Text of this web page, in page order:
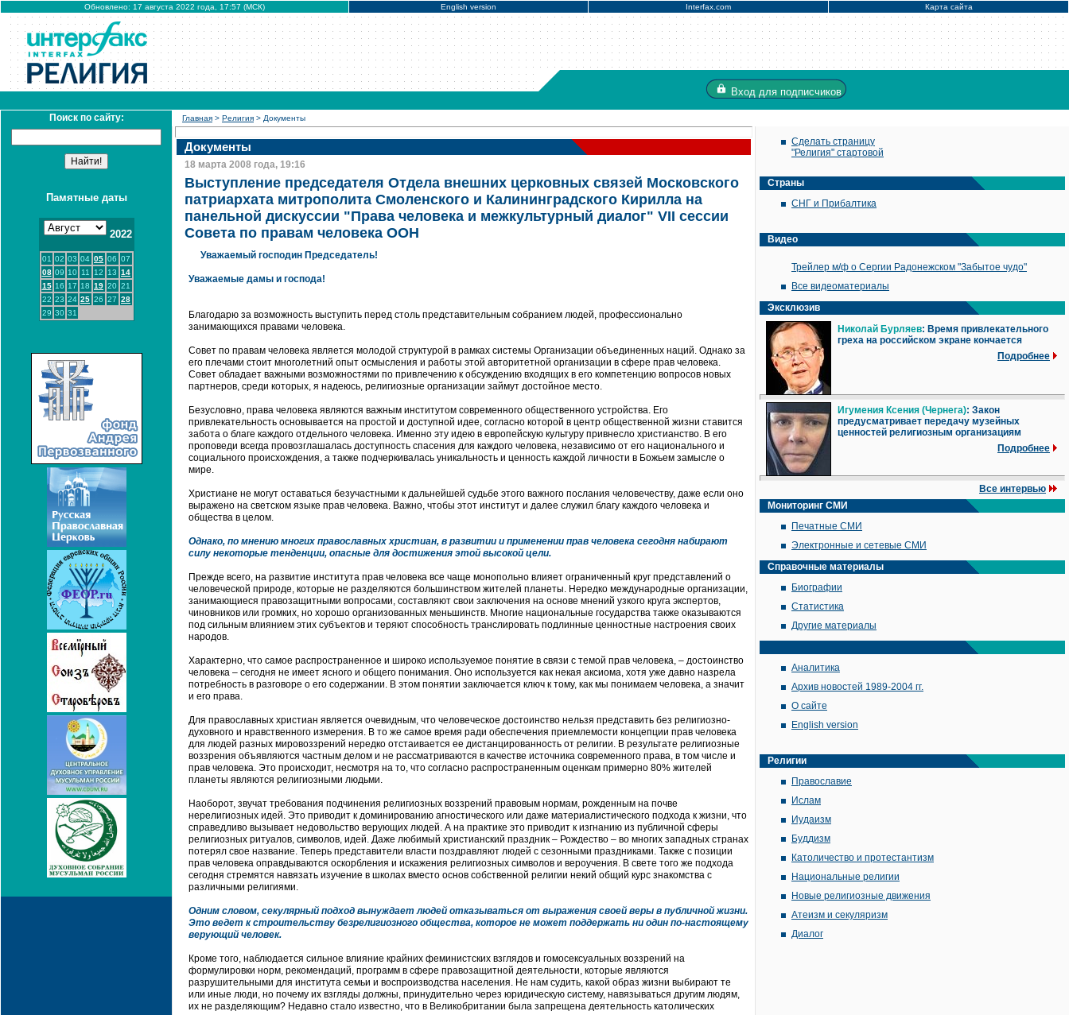
Обновлено: 17 августа 2022 года, 17:57 (МСК) English version Interfax.com Карта сайта
Вход для подписчиков
Поиск по сайту:
Памятные даты
2022
01 02 03 04 05 06 07
08 09 10 11 12 13 14
15 16 17 18 19 20 21
22 23 24 25 26 27 28
29 30 31
Главная > Религия > Документы
Документы
18 марта 2008 года, 19:16
Выступление председателя Отдела внешних церковных связей Московского
патриархата митрополита Смоленского и Калининградского Кирилла на
панельной дискуссии "Права человека и межкультурный диалог" VII сессии
Совета по правам человека ООН
Уважаемый господин Председатель!
Уважаемые дамы и господа!
Благодарю за возможность выступить перед столь представительным собранием людей, профессионально
занимающихся правами человека.
Совет по правам человека является молодой структурой в рамках системы Организации объединенных наций. Однако за
его плечами стоит многолетний опыт осмысления и работы этой авторитетной организации в сфере прав человека.
Совет обладает важными возможностями по привлечению к обсуждению входящих в его компетенцию вопросов новых
партнеров, среди которых, я надеюсь, религиозные организации займут достойное место.
Безусловно, права человека являются важным институтом современного общественного устройства. Его
привлекательность основывается на простой и доступной идее, согласно которой в центр общественной жизни ставится
забота о благе каждого отдельного человека. Именно эту идею в европейскую культуру привнесло христианство. В его
проповеди всегда провозглашалась доступность спасения для каждого человека, независимо от его национального и
социального происхождения, а также подчеркивалась уникальность и ценность каждой личности в Божьем замысле о
мире.
Христиане не могут оставаться безучастными к дальнейшей судьбе этого важного послания человечеству, даже если оно
выражено на светском языке прав человека. Важно, чтобы этот институт и далее служил благу каждого человека и
общества в целом.
Однако, по мнению многих православных христиан, в развитии и применении прав человека сегодня набирают
силу некоторые тенденции, опасные для достижения этой высокой цели.
Прежде всего, на развитие института прав человека все чаще монопольно влияет ограниченный круг представлений о
человеческой природе, которые не разделяются большинством жителей планеты. Нередко международные организации,
занимающиеся правозащитными вопросами, составляют свои заключения на основе мнений узкого круга экспертов,
чиновников или громких, но хорошо организованных меньшинств. Многие национальные государства также оказываются
под сильным влиянием этих субъектов и теряют способность транслировать подлинные ценностные настроения своих
народов.
Характерно, что самое распространенное и широко используемое понятие в связи с темой прав человека, – достоинство
человека – сегодня не имеет ясного и общего понимания. Оно используется как некая аксиома, хотя уже давно назрела
потребность в разговоре о его содержании. В этом понятии заключается ключ к тому, как мы понимаем человека, а значит
и его права.
Для православных христиан является очевидным, что человеческое достоинство нельзя представить без религиозно-
духовного и нравственного измерения. В то же самое время ради обеспечения приемлемости концепции прав человека
для людей разных мировоззрений нередко отстаивается ее дистанцированность от религии. В результате религиозные
воззрения объявляются частным делом и не рассматриваются в качестве источника современного права, в том числе и
прав человека. Это происходит, несмотря на то, что согласно распространенным оценкам примерно 80% жителей
планеты являются религиозными людьми.
Наоборот, звучат требования подчинения религиозных воззрений правовым нормам, рожденным на почве
нерелигиозных идей. Это приводит к доминированию агностического или даже материалистического подхода к жизни, что
справедливо вызывает недовольство верующих людей. А на практике это приводит к изгнанию из публичной сферы
религиозных ритуалов, символов, идей. Даже любимый христианский праздник – Рождество – во многих западных странах
потерял свое название. Теперь представители власти поздравляют людей с сезонными праздниками. Также с позиции
прав человека оправдываются оскорбления и искажения религиозных символов и вероучения. В свете того же подхода
сегодня стремятся навязать изучение в школах вместо основ собственной религии некий общий курс знакомства с
различными религиями.
Одним словом, секулярный подход вынуждает людей отказываться от выражения своей веры в публичной жизни.
Это ведет к строительству безрелигиозного общества, которое не может поддержать ни один по-настоящему
верующий человек.
Кроме того, наблюдается сильное влияние крайних феминистских взглядов и гомосексуальных воззрений на
формулировки норм, рекомендаций, программ в сфере правозащитной деятельности, которые являются
разрушительными для института семьи и воспроизводства населения. Не нам судить, какой образ жизни выбирают те
или иные люди, но почему их взгляды должны, принудительно через юридическую систему, навязываться другим людям,
их не разделяющим? Недавно стало известно, что в Великобритании была запрещена деятельность католических
Сделать страницу
"Религия" стартовой
Страны
СНГ и Прибалтика
Видео
Трейлер м/ф о Сергии Радонежском "Забытое чудо"
Все видеоматериалы
Эксклюзив
Николай Бурляев: Время привлекательного
греха на российском экране кончается
Подробнее
Игумения Ксения (Чернега): Закон
предусматривает передачу музейных
ценностей религиозным организациям
Подробнее
Все интервью
Мониторинг СМИ
Печатные СМИ
Электронные и сетевые СМИ
Справочные материалы
Биографии
Статистика
Другие материалы
Аналитика
Архив новостей 1989-2004 гг.
О сайте
English version
Религии
Православие
Ислам
Иудаизм
Буддизм
Католичество и протестантизм
Национальные религии
Новые религиозные движения
Атеизм и секуляризм
Диалог